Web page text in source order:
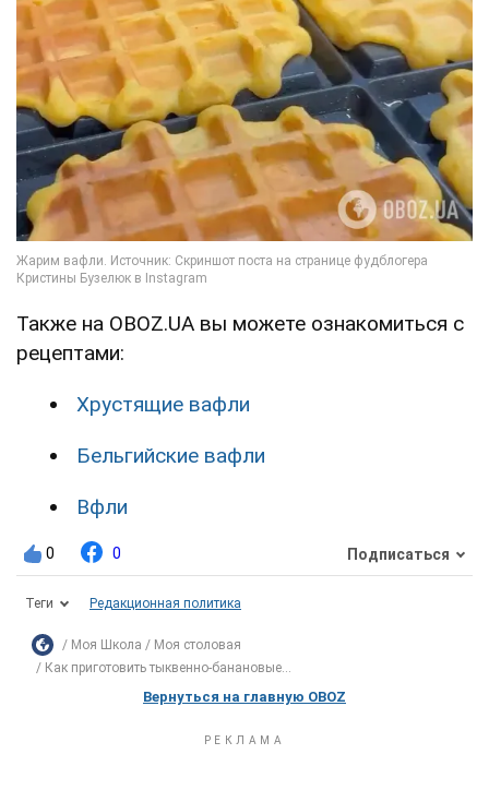
Также на OBOZ.UA вы можете ознакомиться с
рецептами:
Хрустящие вафли
Бельгийские вафли
Вфли
0 0 Подписаться
Теги Редакционная политика
Моя Школа
Моя столовая
Как приготовить тыквенно-банановые...
Вернуться на главную OBOZ